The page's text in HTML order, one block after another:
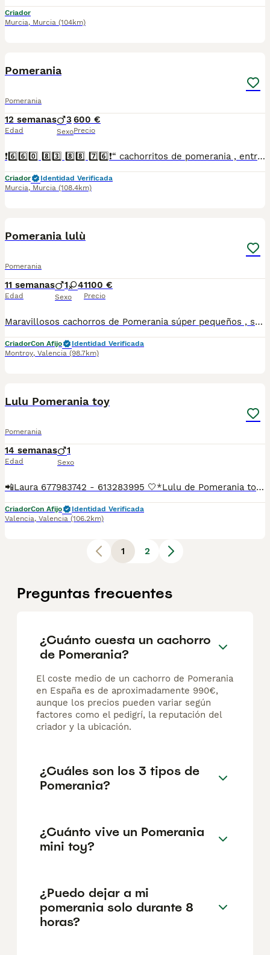
Criador
Murcia, Murcia (104km)
Pomerania
Pomerania
12 semanas
Edad
3
Sexo
600 €
Precio
❗6️⃣6️⃣0️⃣ 8️⃣3️⃣ 8️⃣8️⃣ 7️⃣6️⃣❗“ cachorritos de pomerania , entregamos vacunados desparasitados con cartilla veterinaria, microchip y contrato de garantia de compra..”
Criador
Identidad Verificada
Murcia, Murcia (108.4km)
Pomerania lulù
Pomerania
11 semanas
Edad
1 4
Sexo
1100 €
Precio
Maravillosos cachorros de Pomerania súper pequeños , se quedarán en una verdadera miniatura . Los padres viven con nosotros y son perros muy felices.
CriadorCon Afijo
Identidad Verificada
Montroy, Valencia (98.7km)
Lulu Pomerania toy
Pomerania
14 semanas
Edad
1
Sexo
📲Laura 677983742 - 613283995 🤍*Lulu de Pomerania toy su nombre es Peter*🤍 ¿Buscas un nuevo compañero para tu hogar? ❤️ Tenemos preciosos cachorros listos para encontrar una familia responsable. ✅ Vacunados ✅ Desparasitados ✅ Cartilla sanitaria ✅ Garantías incluidas ✅ Máxima atención y cuidado Se hacen envíos a toda España: Andalucía: Almería, Cádiz, Córdoba, Granada, Huelva, Jaén, Málaga, Sevilla.Aragón: Huesca, Teruel, Zaragoza.Asturias: Oviedo.Baleares: Palma.Canarias: Las Palmas de Gran Canaria, Santa Cruz de Tenerife.Cantabria: Santander.Castilla-La Mancha: Albacete, Ciudad Real, Cuenca, Guadalajara, Toledo.Castilla y León: Ávila, Burgos, León, Palencia, Salamanca, Segovia, Soria, Valladolid, Zamora.Cataluña: Barcelona, Gerona (Girona), Lérida (Lleida), Tarragona.Comunidad Valenciana: Alicante, Castellón de la Plana, Valencia.Extremadura: Badajoz, Cáceres.Galicia: La Coruña (A Coruña), Lugo, Orense (Ourense), Pontevedra.La Rioja: Logroño.Madrid: Madrid.Murcia: Murcia.Navarra: Pamplona.País Vasco: Bilbao (Vizcaya), San Sebastián (Guipúzcoa), Vitoria (Álava). 🐾 Cachorros sanos, sociables y criados con mucho cariño. 📲 ¡Pregunta sin compromiso por disponibilidad, fotos y precios por mensaje privado!
CriadorCon Afijo
Identidad Verificada
Valencia, Valencia (106.2km)
1 2
Preguntas frecuentes
¿Cuánto cuesta un cachorro
de Pomerania?
El coste medio de un cachorro de Pomerania
en España es de aproximadamente 990€,
aunque los precios pueden variar según
factores como el pedigrí, la reputación del
criador y la ubicación.
¿Cuáles son los 3 tipos de
Pomerania?
¿Cuánto vive un Pomerania
mini toy?
¿Puedo dejar a mi
pomerania solo durante 8
horas?